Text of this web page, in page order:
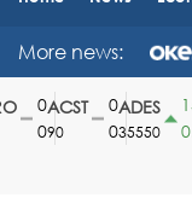
More news:
ACST
90
ADES
35550